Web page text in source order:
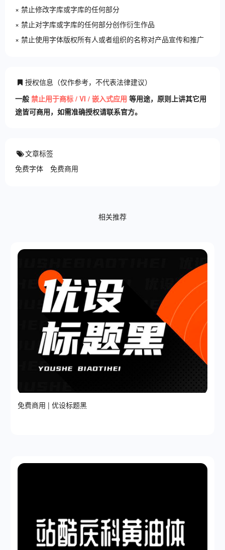
× 禁止修改字库或字库的任何部分
× 禁止对字库或字库的任何部分创作衍生作品
× 禁止使用字体版权所有人或者组织的名称对产品宣传和推广
授权信息（仅作参考，不代表法律建议）
一般 禁止用于商标 / VI / 嵌入式应用 等用途，原则上讲其它用
途皆可商用，如需准确授权请联系官方。
文章标签
免费字体
免费商用
相关推荐
免费商用 | 优设标题黑